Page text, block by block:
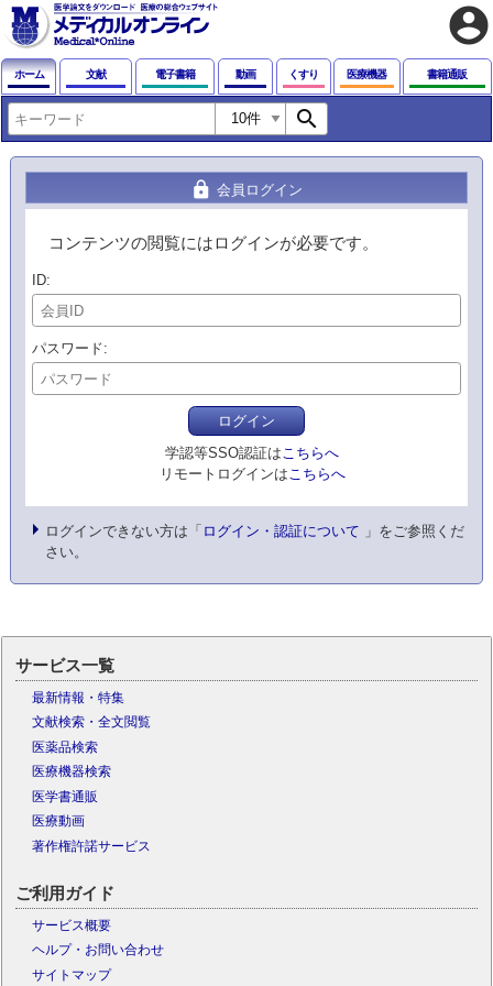
account_circle
ホーム 文献 電子書籍 動画 くすり 医療機器 書籍通販
search
lock 会員ログイン
コンテンツの閲覧にはログインが必要です。
ID
パスワード
ログイン
学認等SSO認証はこちらへ
リモートログインはこちらへ
ログインできない方は「 ログイン・認証について 」をご参照くだ
さい。
サービス一覧
最新情報・特集
文献検索・全文閲覧
医薬品検索
医療機器検索
医学書通販
医療動画
著作権許諾サービス
ご利用ガイド
サービス概要
ヘルプ・お問い合わせ
サイトマップ